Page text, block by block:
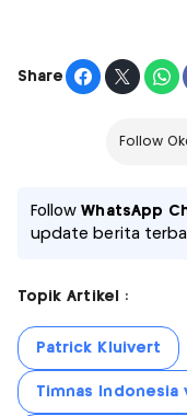
Share
Follow
FollowWhatsApp
update berita
Topik Artikel :
Patrick Kluivert
Timnas Indonesia